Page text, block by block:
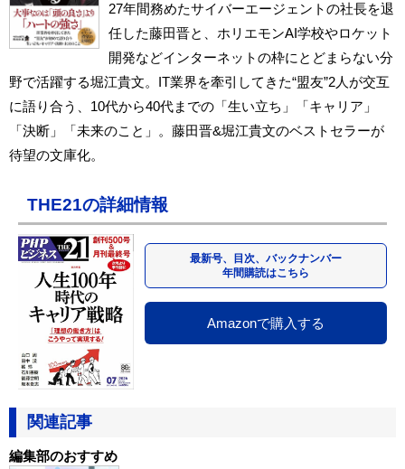
27年間務めたサイバーエージェントの社長を退
任した藤田晋と、ホリエモンAI学校やロケット
開発などインターネットの枠にとどまらない分
野で活躍する堀江貴文。IT業界を牽引してきた“盟友”2人が交互
に語り合う、10代から40代までの「生い立ち」「キャリア」
「決断」「未来のこと」。藤田晋&堀江貴文のベストセラーが
待望の文庫化。
THE21の詳細情報
最新号、目次、バックナンバー
年間購読はこちら
Amazonで購入する
関連記事
編集部のおすすめ